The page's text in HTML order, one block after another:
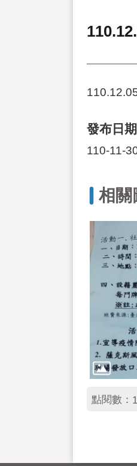
發布日期
110-11-
相關
點閱數：